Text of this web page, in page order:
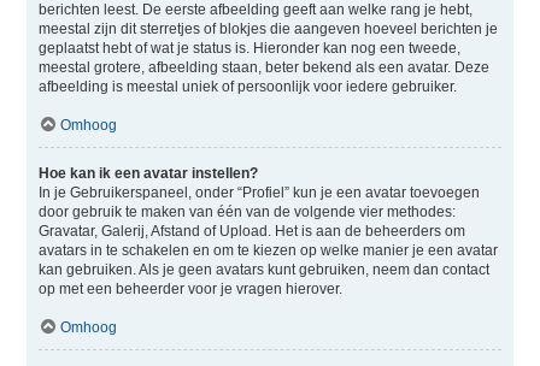
berichten leest. De eerste afbeelding geeft aan welke rang je hebt,
meestal zijn dit sterretjes of blokjes die aangeven hoeveel berichten je
geplaatst hebt of wat je status is. Hieronder kan nog een tweede,
meestal grotere, afbeelding staan, beter bekend als een avatar. Deze
afbeelding is meestal uniek of persoonlijk voor iedere gebruiker.
Omhoog
Hoe kan ik een avatar instellen?
In je Gebruikerspaneel, onder “Profiel” kun je een avatar toevoegen
door gebruik te maken van één van de volgende vier methodes:
Gravatar, Galerij, Afstand of Upload. Het is aan de beheerders om
avatars in te schakelen en om te kiezen op welke manier je een avatar
kan gebruiken. Als je geen avatars kunt gebruiken, neem dan contact
op met een beheerder voor je vragen hierover.
Omhoog